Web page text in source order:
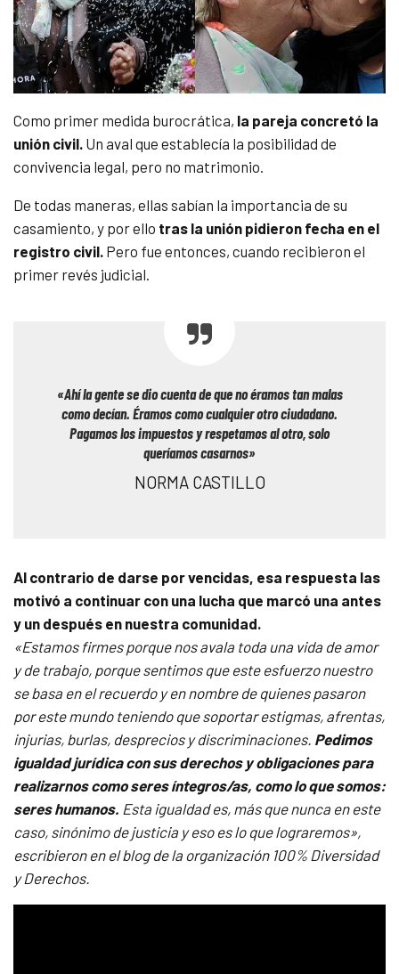
Como primer medida burocrática, la pareja concretó la
unión civil. Un aval que establecía la posibilidad de
convivencia legal, pero no matrimonio.
De todas maneras, ellas sabían la importancia de su
casamiento, y por ello tras la unión pidieron fecha en el
registro civil. Pero fue entonces, cuando recibieron el
primer revés judicial.
«Ahí la gente se dio cuenta de que no éramos tan malas
como decían. Éramos como cualquier otro ciudadano.
Pagamos los impuestos y respetamos al otro, solo
queríamos casarnos»
NORMA CASTILLO
Al contrario de darse por vencidas, esa respuesta las
motivó a continuar con una lucha que marcó una antes
y un después en nuestra comunidad.
«Estamos firmes porque nos avala toda una vida de amor
y de trabajo, porque sentimos que este esfuerzo nuestro
se basa en el recuerdo y en nombre de quienes pasaron
por este mundo teniendo que soportar estigmas, afrentas,
injurias, burlas, desprecios y discriminaciones. Pedimos
igualdad jurídica con sus derechos y obligaciones para
realizarnos como seres íntegros/as, como lo que somos:
seres humanos. Esta igualdad es, más que nunca en este
caso, sinónimo de justicia y eso es lo que lograremos»,
escribieron en el blog de la organización 100% Diversidad
y Derechos.